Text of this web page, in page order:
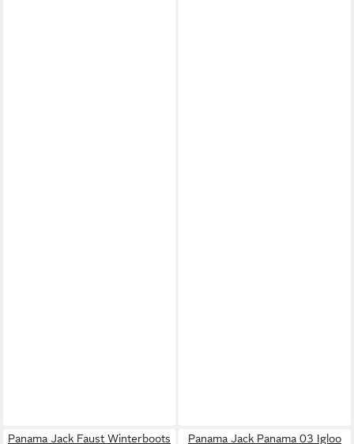
Panama Jack Faust Winterboots Panama Jack Panama 03 Igloo